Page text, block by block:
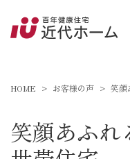
HOME お客様の声 笑顔
笑顔あふ